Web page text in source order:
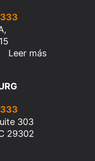
Leer más
303
29302